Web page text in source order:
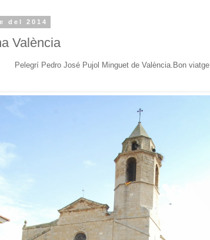
del 2014
València
Pelegrí Pedro José Pujol Minguet de València.Bon viatge